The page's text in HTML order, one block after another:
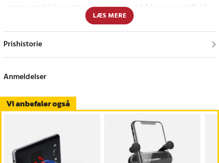
sammen med bilens interiør og gør brugen både nem og stilfuld.
Fleksibel brug til enhver rejse
eller musik. Holderen er kompatibel med de fleste smartphone-
Specifikationer
- Montering: Til bilens blæsergrill, uden brug af værktøj
- Kompatibilitet: Universal, til de fleste smartphones
- Funktion: 360° drejelig for fleksibel placering
LÆS MERE
Prishistorie
Vi anbefaler også
Anmeldelser